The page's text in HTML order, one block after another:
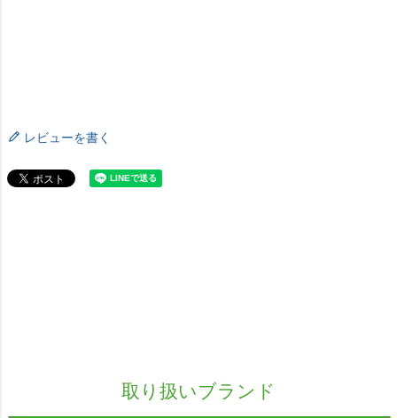
レビューを書く
取り扱いブランド